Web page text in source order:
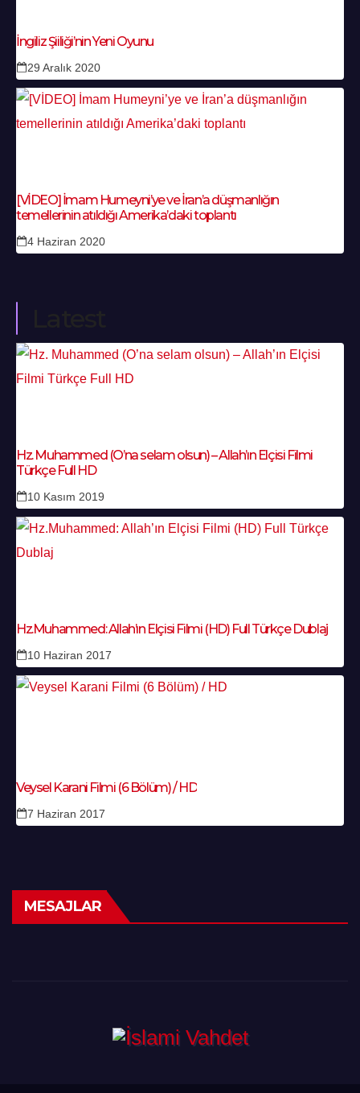
İngiliz Şiiliği’nin Yeni Oyunu
29 Aralık 2020
[VİDEO] İmam Humeyni’ye ve İran’a düşmanlığın
temellerinin atıldığı Amerika’daki toplantı
4 Haziran 2020
Hz. Muhammed (O’na selam olsun) – Allah’ın Elçisi Filmi
Türkçe Full HD
10 Kasım 2019
Hz.Muhammed: Allah’ın Elçisi Filmi (HD) Full Türkçe Dublaj
10 Haziran 2017
Veysel Karani Filmi (6 Bölüm) / HD
7 Haziran 2017
MESAJLAR